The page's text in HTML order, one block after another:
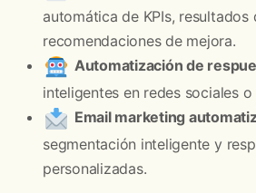
automática de KPIs, resultados
recomendaciones de mejora.
Automatización de
inteligentes en redes sociales o
Email marketing
segmentación inteligente y
personalizadas.